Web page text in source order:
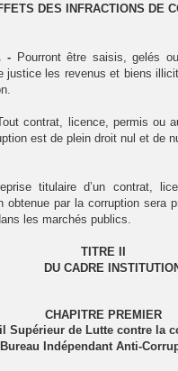
DES INFRACTIONS DE
- Pourront être saisis, gelés
justice les revenus et biens
contrat, licence, permis ou
est de plein droit nul et de
titulaire d’un contrat,
obtenue par la corruption sera
les marchés publics.
TITRE II
DU CADRE
CHAPITRE PREMIER
Supérieur de Lutte contre la
Bureau Indépendant Anti-